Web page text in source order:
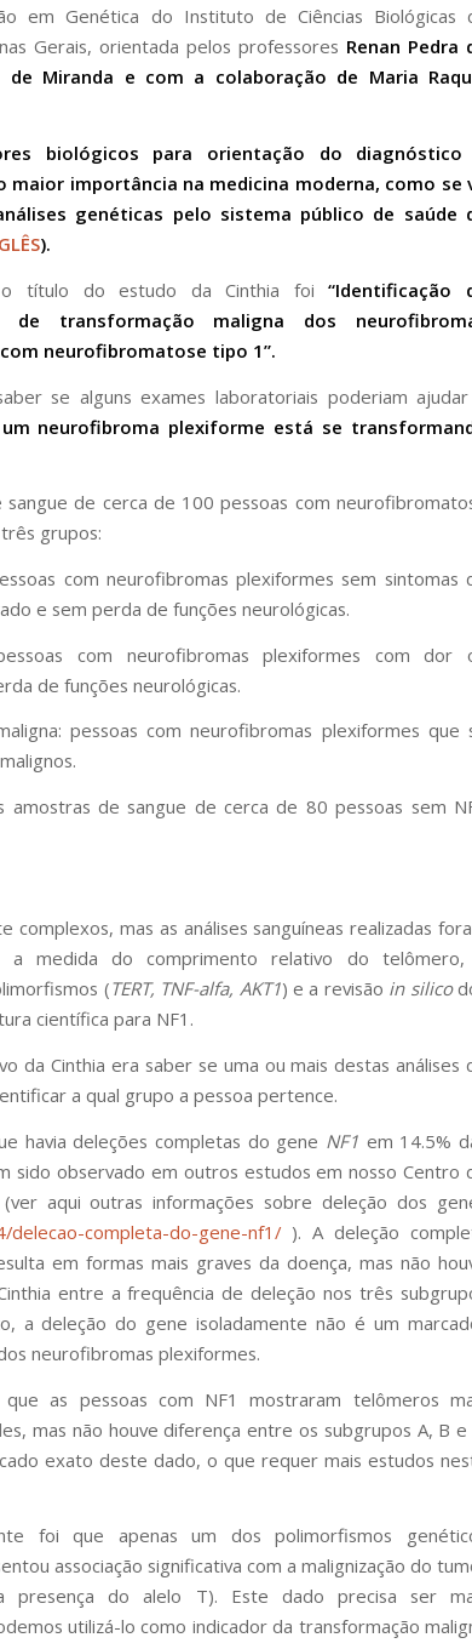
em Genética do Instituto de Ciências Biológicas
Gerais, orientada pelos professores Renan Pedra
de Miranda e com a colaboração de Maria
biológicos para orientação do diagnóstico
importância na medicina moderna, como se
genéticas pelo sistema público de saúde
).
o título do estudo da Cinthia foi“Identificação
de transformação maligna dos
neurofibromatose tipo 1”.
se alguns exames laboratoriais poderiam
neurofibroma plexiforme está se
sangue de cerca de 100 pessoas com
grupos:
com neurofibromas plexiformes sem sintomas
e sem perda de funções neurológicas.
com neurofibromas plexiformes com dor
de funções neurológicas.
pessoas com neurofibromas plexiformes que
amostras de sangue de cerca de 80 pessoas sem
complexos, mas as análises sanguíneas realizadas
a medida do comprimento relativo do
(TERT, TNF-alfa, AKT1) e a revisão in silico
científica para NF1.
da Cinthia era saber se uma ou mais destas análises
a qual grupo a pessoa pertence.
havia deleções completas do gene NF1 em 14.5%
sido observado em outros estudos em nosso Centro
(ver aqui outras informações sobre deleção dos
delecao-completa-do-gene-nf1/). A deleção
em formas mais graves da doença, mas não
entre a frequência de deleção nos três
a deleção do gene isoladamente não é um
neurofibromas plexiformes.
as pessoas com NF1 mostraram telômeros
mas não houve diferença entre os subgrupos A, B e
exato deste dado, o que requer mais estudos
foi que apenas um dos polimorfismos
associação significativa com a malignização do
presença do alelo T). Este dado precisa ser
utilizá-lo como indicador da transformação